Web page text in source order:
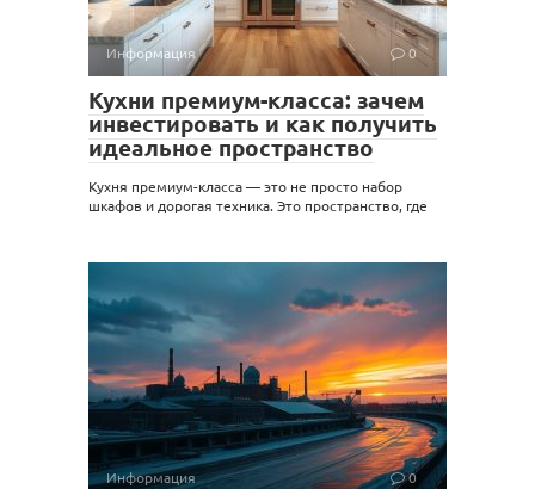
Информация 0
Кухни премиум-класса: зачем
инвестировать и как получить
идеальное пространство
Кухня премиум-класса — это не просто набор
шкафов и дорогая техника. Это пространство, где
Информация 0